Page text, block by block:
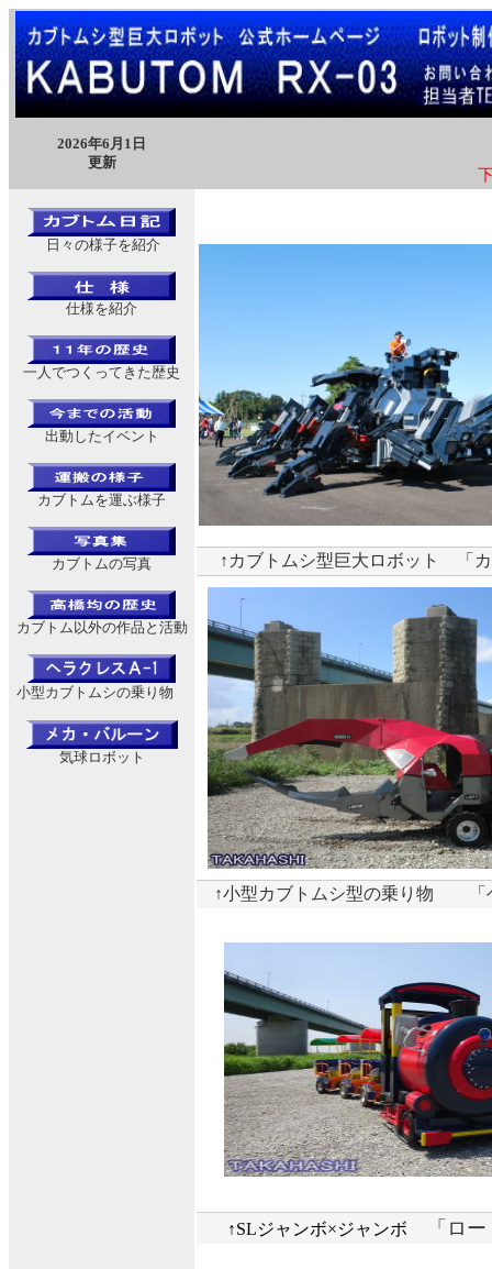
2026年6月1日
更新
日々の様子を紹介
仕様を紹介
一人でつくってきた歴史
出動したイベント
カブトムを運ぶ様子
カブトムの写真
カブトム以外の作品と活動
小型カブトムシの乗り物
気球ロボット
↑カブトムシ型巨大ロボット 「
↑小型カブトムシ型の乗り物 「
↑SLジャンボ×ジャンボ 「ロー